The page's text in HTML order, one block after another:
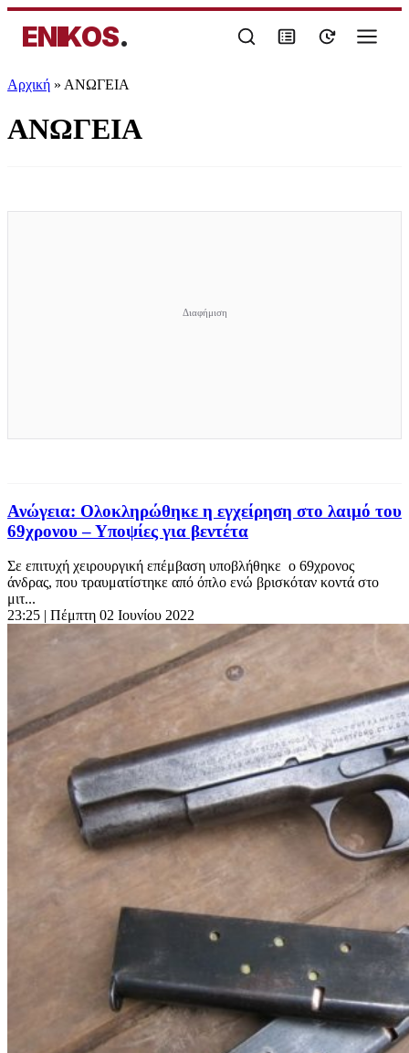
ENIKOS.
Αρχική » ΑΝΩΓΕΙΑ
ΑΝΩΓΕΙΑ
Ανώγεια: Ολοκληρώθηκε η εγχείρηση στο λαιμό του
69χρονου – Υποψίες για βεντέτα
Σε επιτυχή χειρουργική επέμβαση υποβλήθηκε ο 69χρονος
άνδρας, που τραυματίστηκε από όπλο ενώ βρισκόταν κοντά στο
μιτ...
23:25 | Πέμπτη 02 Ιουνίου 2022